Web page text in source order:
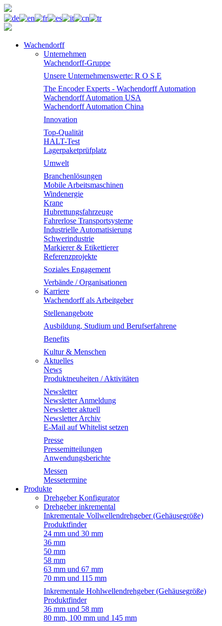
Wachendorff
Unternehmen
Wachendorff-Gruppe
Unsere Unternehmenswerte: R O S E
The Encoder Experts - Wachendorff Automation
Wachendorff Automation USA
Wachendorff Automation China
Innovation
Top-Qualität
HALT-Test
Lagerpaketprüfplatz
Umwelt
Branchenlösungen
Mobile Arbeitsmaschinen
Windenergie
Krane
Hubrettungsfahrzeuge
Fahrerlose Transportsysteme
Industrielle Automatisierung
Schwerindustrie
Markierer & Etikettierer
Referenzprojekte
Soziales Engagement
Verbände / Organisationen
Karriere
Wachendorff als Arbeitgeber
Stellenangebote
Ausbildung, Studium und Berufserfahrene
Benefits
Kultur & Menschen
Aktuelles
News
Produktneuheiten / Aktivitäten
Newsletter
Newsletter Anmeldung
Newsletter aktuell
Newsletter Archiv
E-Mail auf Whitelist setzen
Presse
Pressemitteilungen
Anwendungsberichte
Messen
Messetermine
Produkte
Drehgeber Konfigurator
Drehgeber inkremental
Inkrementale Vollwellendrehgeber (Gehäusegröße)
Produktfinder
24 mm und 30 mm
36 mm
50 mm
58 mm
63 mm und 67 mm
70 mm und 115 mm
Inkrementale Hohlwellendrehgeber (Gehäusegröße)
Produktfinder
36 mm und 58 mm
80 mm, 100 mm und 145 mm